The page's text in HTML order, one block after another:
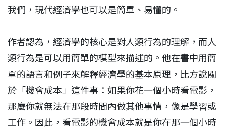
我們，現代經濟學也可以是簡單、易懂的。
作者認為，經濟學的核心是對人類行為的理解，而人
類行為是可以用簡單的模型來描述的。他在書中用簡
單的語言和例子來解釋經濟學的基本原理，比方說關
於「機會成本」這件事：如果你花一個小時看電影，
那麼你就無法在那段時間內做其他事情，像是學習或
工作。因此，看電影的機會成本就是你在那一個小時